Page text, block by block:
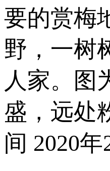
要的赏梅
野，一树
人家。图
盛，远处
间 2020